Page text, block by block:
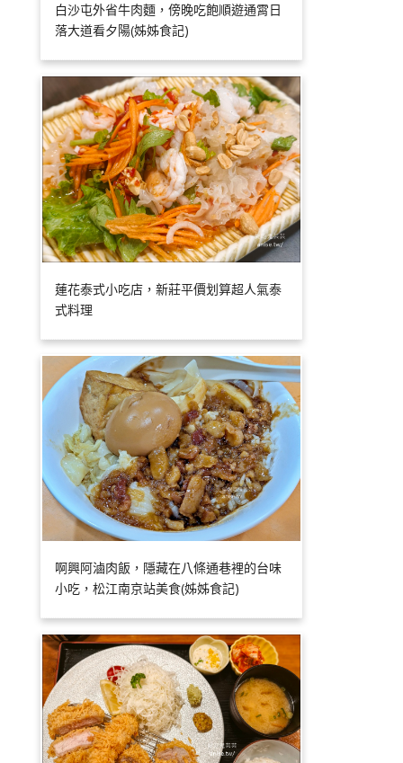
白沙屯外省牛肉麵，傍晚吃飽順遊通霄日
落大道看夕陽(姊姊食記)
蓮花泰式小吃店，新莊平價划算超人氣泰
式料理
啊興阿滷肉飯，隱藏在八條通巷裡的台味
小吃，松江南京站美食(姊姊食記)